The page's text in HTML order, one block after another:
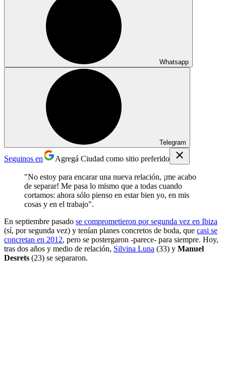
Whatsapp
Telegram
Seguinos en Agregá Ciudad como sitio preferido
"No estoy para encarar una nueva relación, ¡me acabo
de separar! Me pasa lo mismo que a todas cuando
cortamos: ahora sólo pienso en estar bien yo, en mis
cosas y en el trabajo".
En septiembre pasado se comprometieron por segunda vez en Ibiza
(sí, por segunda vez) y tenían planes concretos de boda, que casi se
concretan en 2012, pero se postergaron -parece- para siempre. Hoy,
tras dos años y medio de relación, Silvina Luna (33) y Manuel
Desrets (23) se separaron.